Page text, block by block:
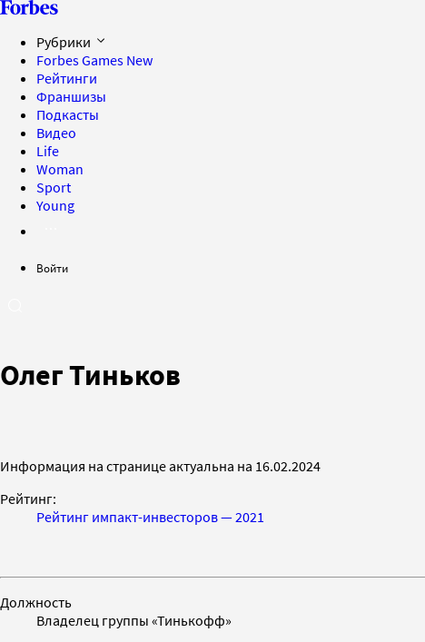
Рубрики
Forbes Games New
Рейтинги
Франшизы
Подкасты
Видео
Life
Woman
Sport
Young
Войти
Олег Тиньков
Информация на странице актуальна на 16.02.2024
Рейтинг:
Рейтинг импакт-инвесторов — 2021
Должность
Владелец группы «Тинькофф»